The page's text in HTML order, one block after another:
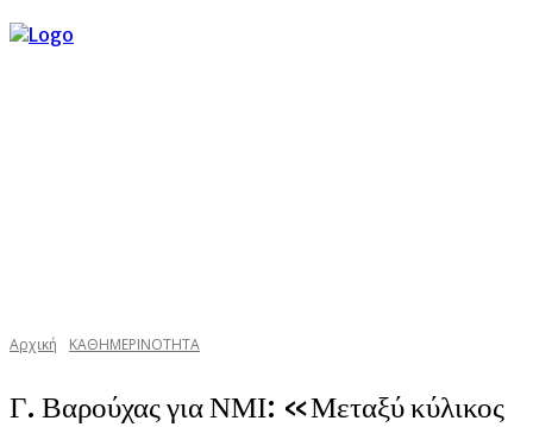
Αρχική ΚΑΘΗΜΕΡΙΝΟΤΗΤΑ
Γ. Βαρούχας για ΝΜΙ: «Μεταξύ κύλικος